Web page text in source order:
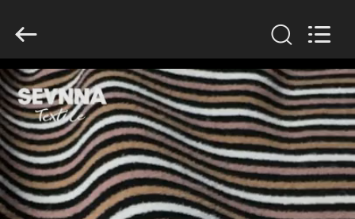
MAISON
PRODUITS
VR
SHOW
SEVNNA
TEXTILE.
Reserved.